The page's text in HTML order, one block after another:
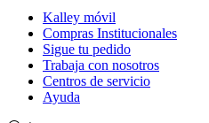
Kalley móvil
Compras Institucionales
Sigue tu pedido
Trabaja con nosotros
Centros de servicio
Ayuda